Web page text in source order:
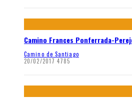
Camino Frances Ponferrada-
Camino de Santiago
20/02/2017 4785